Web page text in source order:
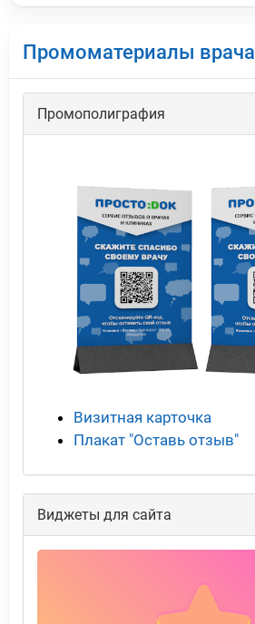
Промоматериалы врача
Промополиграфия
Визитная карточка
Плакат "Оставь отзыв"
Виджеты для сайта